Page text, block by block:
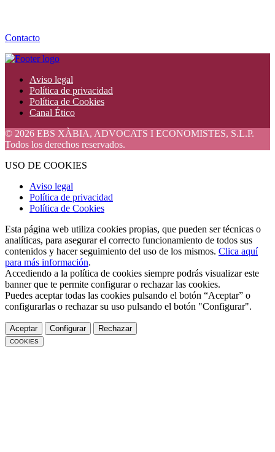
Contacto
Aviso legal
Política de privacidad
Política de Cookies
Canal Ético
© 2026 EBS XÀBIA, ADVOCATS I ECONOMISTES, S.L.P.
Todos los derechos reservados.
USO DE COOKIES
Aviso legal
Política de privacidad
Política de Cookies
Esta página web utiliza cookies propias, que pueden ser técnicas o
analíticas, para asegurar el correcto funcionamiento de todos sus
contenidos y hacer seguimiento del uso de los mismos. Clica aquí
para más información.
Accediendo a la política de cookies siempre podrás visualizar este
banner que te permite configurar o rechazar las cookies.
Puedes aceptar todas las cookies pulsando el botón “Aceptar” o
configurarlas o rechazar su uso pulsando el botón "Configurar".
Aceptar Configurar Rechazar
COOKIES